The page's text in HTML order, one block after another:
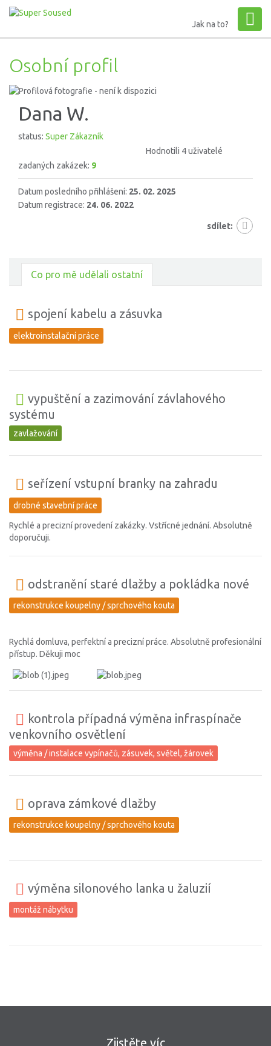
Jak na to?
Osobní profil
Dana W.
status: Super Zákazník
Hodnotili 4 uživatelé
zadaných zakázek: 9
Datum posledního přihlášení: 25. 02. 2025
Datum registrace: 24. 06. 2022
sdílet:
Co pro mě udělali ostatní
spojení kabelu a zásuvka
elektroinstalační práce
vypuštění a zazimování závlahového
systému
zavlažování
seřízení vstupní branky na zahradu
drobné stavební práce
Rychlé a precizní provedení zakázky. Vstřícné jednání. Absolutně
doporučuji.
odstranění staré dlažby a pokládka nové
rekonstrukce koupelny / sprchového kouta
Rychlá domluva, perfektní a precizní práce. Absolutně profesionální
přístup. Děkuji moc
kontrola případná výměna infraspínače
venkovního osvětlení
výměna / instalace vypínačů, zásuvek, světel, žárovek
oprava zámkové dlažby
rekonstrukce koupelny / sprchového kouta
výměna silonového lanka u žaluzií
montáž nábytku
Zjistěte víc